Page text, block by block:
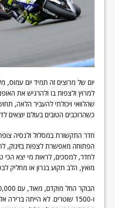
יום של מרוצים זה תמיד יום עמוס,
למרוץ ולצפות בו ולהרגיש את
שהלוואי ויכולתי להעביר הלאה,
כשהרוכבים הטובים בעולם יוצאים
חדר התקשורת במסלול ולנסיה
הפתוחה מאפשרת לצפות בזינוק,
מואץ, הלב תקוע בגרון או מחליק
ו-1500 שוטרים. לא הייתה